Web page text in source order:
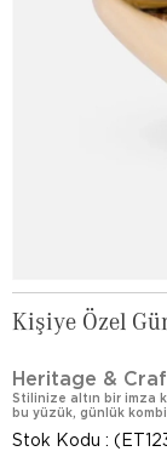
Kişiye Özel
Heritage &
Stilinize altın bir imza
bu yüzük, günlük
Stok Kodu